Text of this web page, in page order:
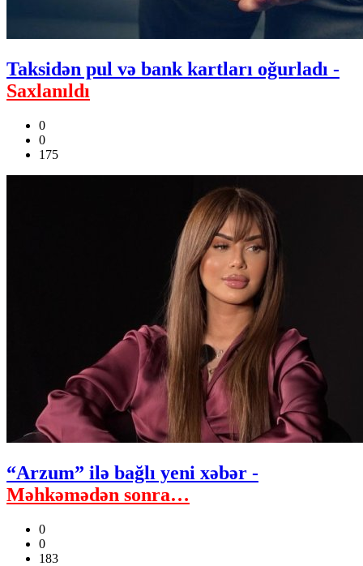
Taksidən pul və bank kartları oğurladı -
Saxlanıldı
0
0
175
“Arzum” ilə bağlı yeni xəbər -
Məhkəmədən sonra…
0
0
183